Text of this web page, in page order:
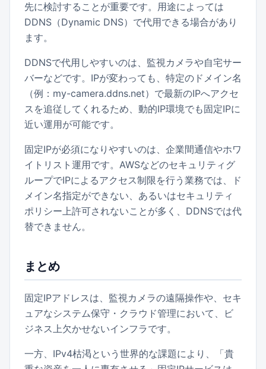
先に検討することが重要です。用途によっては
DDNS（Dynamic DNS）で代用できる場合があり
ます。
DDNSで代用しやすいのは、監視カメラや自宅サー
バーなどです。IPが変わっても、特定のドメイン名
（例：my-camera.ddns.net）で最新のIPへアクセ
スを追従してくれるため、動的IP環境でも固定IPに
近い運用が可能です。
固定IPが必須になりやすいのは、企業間通信やホワ
イトリスト運用です。AWSなどのセキュリティグ
ループでIPによるアクセス制限を行う業務では、ド
メイン名指定ができない、あるいはセキュリティ
ポリシー上許可されないことが多く、DDNSでは代
替できません。
まとめ
固定IPアドレスは、監視カメラの遠隔操作や、セキ
ュアなシステム保守・クラウド管理において、ビ
ジネス上欠かせないインフラです。
一方、IPv4枯渇という世界的な課題により、「貴